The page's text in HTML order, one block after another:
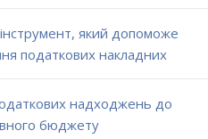
який допоможе
податкових накладних
надходжень до
бюджету